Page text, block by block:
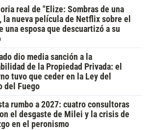
real de "Elize: Sombras de una
la nueva película de Netflix sobre el
una esposa que descuartizó a su
dio media sanción a la
de la Propiedad Privada: el
tuvo que ceder en la Ley del
del Fuego
rumbo a 2027: cuatro consultoras
el desgaste de Milei y la crisis de
en el peronismo